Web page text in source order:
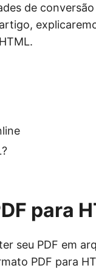
de
para
seu PDF em
PDF para